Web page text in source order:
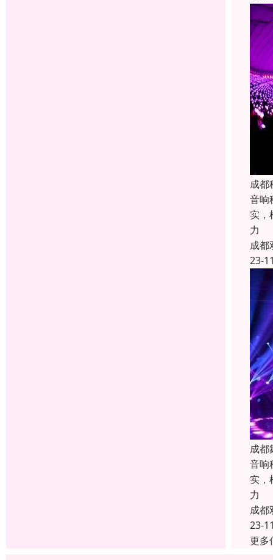
成都
音响
实，
力
成都
23-
成都
音响
实，
力
成都
23-
更多